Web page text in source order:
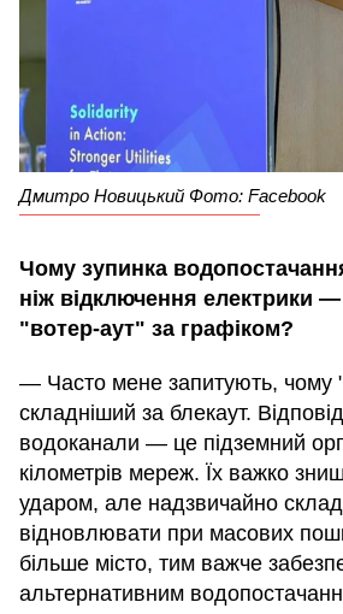
Дмитро Новицький Фото: Facebook
Чому зупинка
ніж відключення електрики
"вотер-аут" за графіком?
— Часто мене запитують, чому
складніший за блекаут.
водоканали — це підземний
кілометрів мереж. Їх важко
ударом, але надзвичайно
відновлювати при масових
більше місто, тим важче
альтернативним